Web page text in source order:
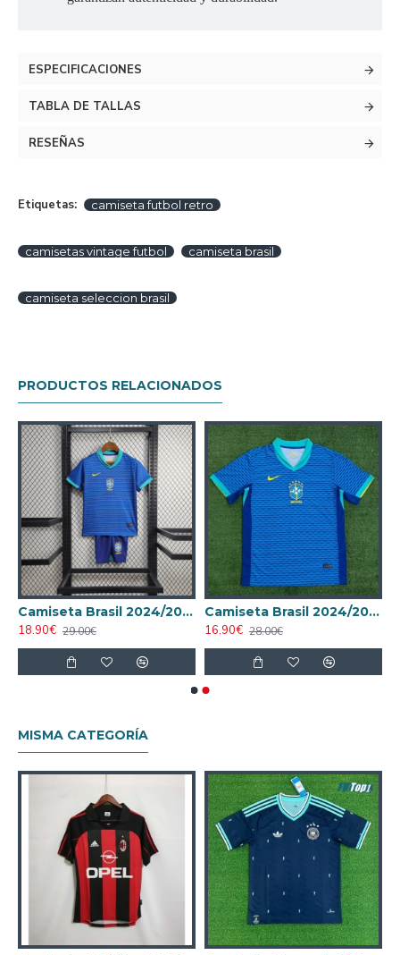
ESPECIFICACIONES
TABLA DE TALLAS
RESEÑAS
Etiquetas: camiseta futbol retro
camisetas vintage futbol camiseta brasil
camiseta seleccion brasil
PRODUCTOS RELACIONADOS
Camiseta Brasil 2024/2025 Visitante Niño Kit
18.90€ 29.00€
Camiseta Brasil 2024/2025 Visitante
16.90€ 28.00€
MISMA CATEGORÍA